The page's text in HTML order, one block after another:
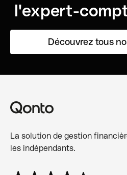
l'expert-
Découvrez tous
La solution de gestion
les indépendants.